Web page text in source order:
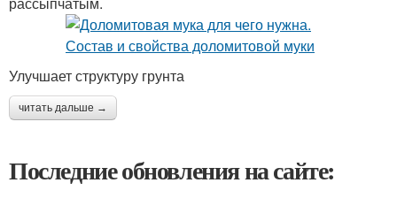
Улучшает структуру грунта
читать дальше →
Последние обновления на сайте: